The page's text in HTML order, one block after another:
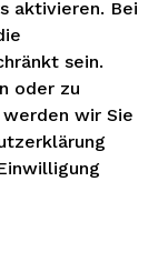
aktivieren. Bei
sein.
oder zu
wir Sie